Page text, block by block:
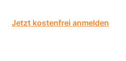
Jetzt kostenfrei anmelden